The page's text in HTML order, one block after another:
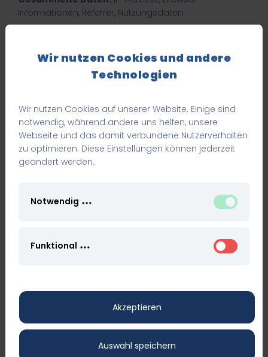
Informationen, Referrer, Nutzungsdaten
Zur Absicherung unserer Formulare nutzen wir Google
reCAPTCHA.
Es erkennt automatisierte Zugriffe und verarbeitet
Eingabemuster).
Verarbeitendes Unternehmen:Google Ireland
Limited
Rechtsgrundlage:
Art. 6 Abs. 1 lit. a DSGVO
Datenübermittlung in Drittländer:
4.3 YouTube
Zur Anzeige eingebetteter Videos verwenden wir
Verarbeitendes Unternehmen:
Google Ireland
Gesammelte Daten:
Geräte- und Browserinformationen
Nutzungsverhalten & angesehene Videos
Datenübertragung:möglich in die USA
Wir nutzen Cookies und andere
Technologien
Wir nutzen Cookies auf unserer Website. Einige sind
notwendig, während andere uns helfen, unsere
Webseite und das damit verbundene Nutzerverhalten
zu optimieren. Diese Einstellungen können jederzeit
geändert werden.
Notwendig
Funktional
Akzeptieren
Auswahl speichern